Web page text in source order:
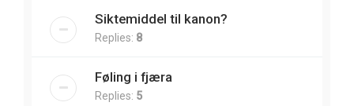
Siktemiddel til kanon?
Replies: 8
Føling i fjæra
Replies: 5